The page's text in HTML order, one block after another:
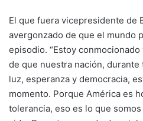
El que fuera vicepresidente de
avergonzado de que el mundo
episodio. “Estoy
de que nuestra nación,
luz, esperanza y democracia,
momento. Porque América es
tolerancia, eso es lo que